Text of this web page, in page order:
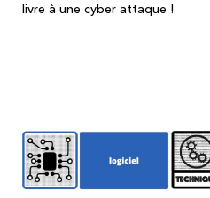
livre à une cyber attaque !